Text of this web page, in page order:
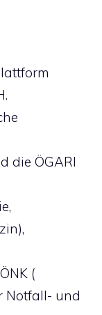
die ÖGARI
(
Notfall- und